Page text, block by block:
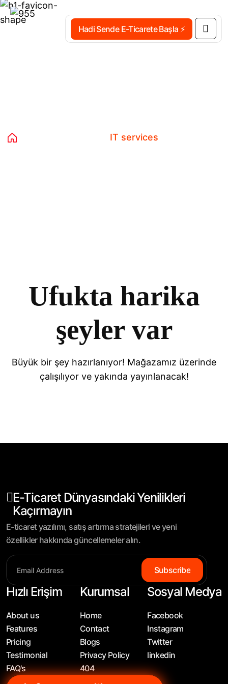
Hadi Sende E-Ticarete Başla ⚡
IT services
Ufukta harika
şeyler var
Büyük bir şey hazırlanıyor! Mağazamız üzerinde
çalışılıyor ve yakında yayınlanacak!
E-Ticaret Dünyasındaki Yenilikleri
Kaçırmayın
E-ticaret yazılımı, satış artırma stratejileri ve yeni
özellikler hakkında güncellemeler alın.
Subscribe
Hızlı Erişim
About us
Features
Pricing
Testimonial
FAQ's
Kurumsal
Home
Contact
Blogs
Privacy Policy
404
Sosyal Medya
Facebook
Instagram
Twitter
linkedin